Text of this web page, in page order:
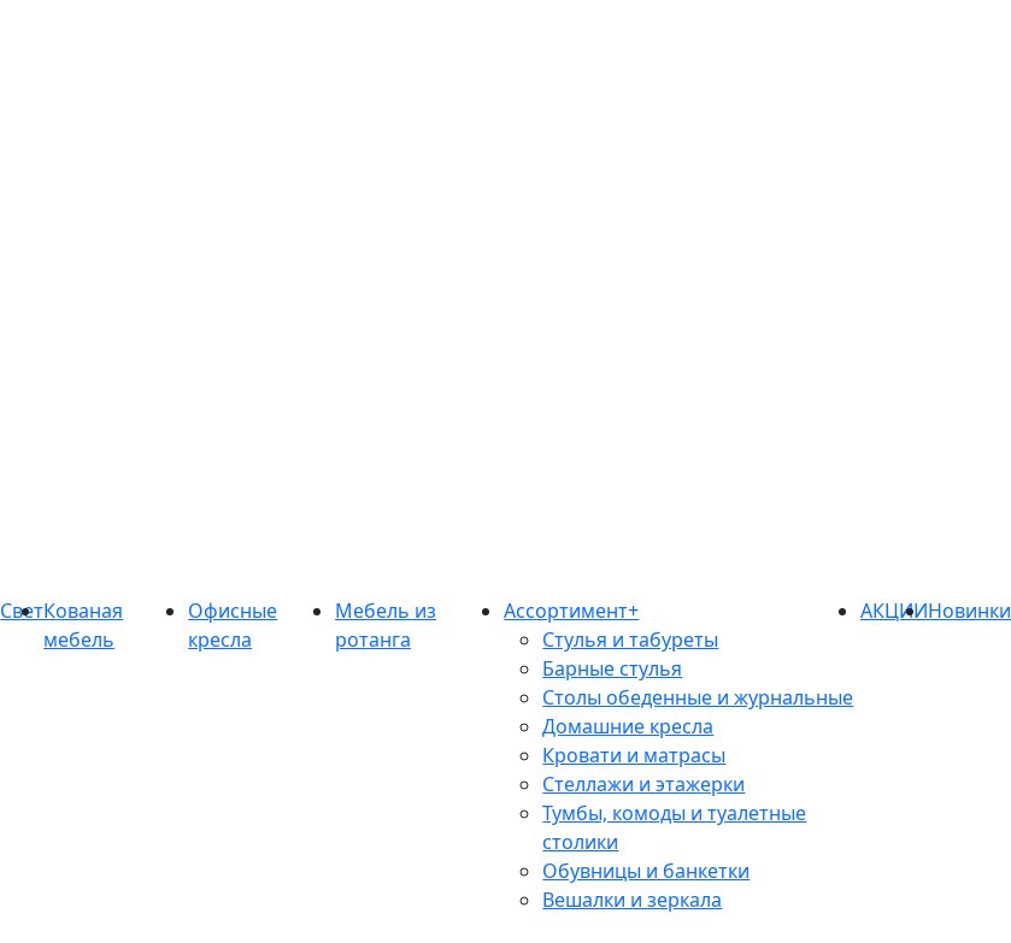
СветКованая
мебель
Офисные
кресла
Мебель из
ротанга
Ассортимент+
Стулья и табуреты
Барные стулья
Столы обеденные и журнальные
Домашние кресла
Кровати и матрасы
Стеллажи и этажерки
Тумбы, комоды и туалетные
столики
Обувницы и банкетки
Вешалки и зеркала
АКЦИИНовинки